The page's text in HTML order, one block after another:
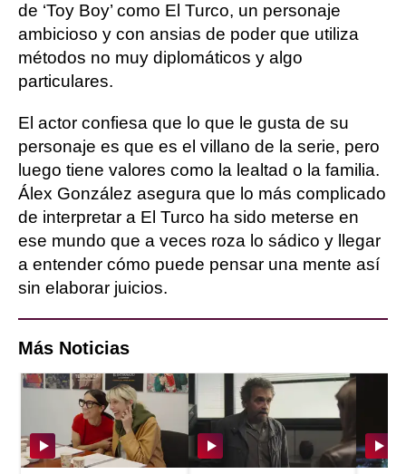
de ‘Toy Boy’ como El Turco, un personaje
ambicioso y con ansias de poder que utiliza
métodos no muy diplomáticos y algo
particulares.
El actor confiesa que lo que le gusta de su
personaje es que es el villano de la serie, pero
luego tiene valores como la lealtad o la familia.
Álex González asegura que lo más complicado
de interpretar a El Turco ha sido meterse en
ese mundo que a veces roza lo sádico y llegar
a entender cómo puede pensar una mente así
sin elaborar juicios.
Más Noticias